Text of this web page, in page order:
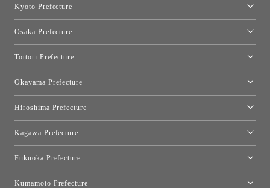
Kyoto Prefecture
Osaka Prefecture
Tottori Prefecture
Okayama Prefecture
Hiroshima Prefecture
Kagawa Prefecture
Fukuoka Prefecture
Kumamoto Prefecture